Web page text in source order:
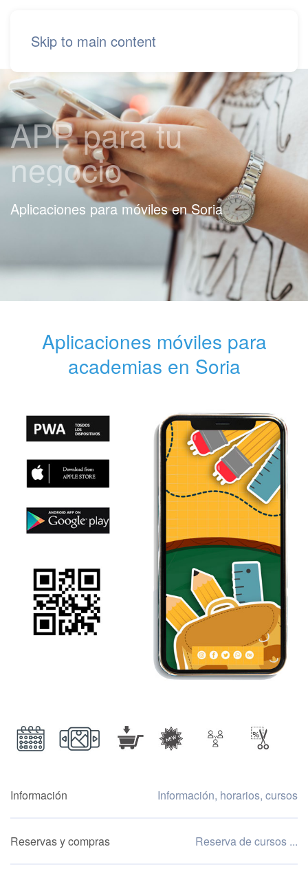
Skip to main content
APP para tu
negocio
Aplicaciones para móviles en Soria
Aplicaciones móviles para
academias en Soria
Información Información, horarios, cursos
Reservas y compras Reserva de cursos ...